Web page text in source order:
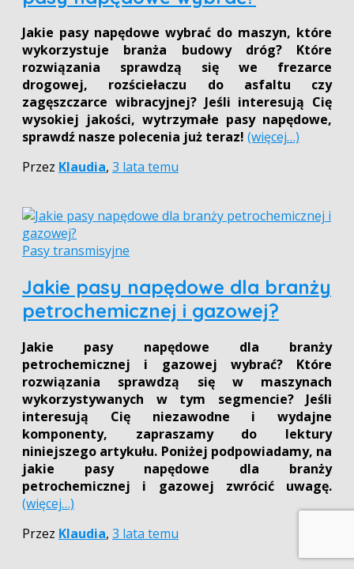
Jakie pasy napędowe wybrać do maszyn, które
wykorzystuje branża budowy dróg? Które
rozwiązania sprawdzą się we frezarce
drogowej, rozściełaczu do asfaltu czy
zagęszczarce wibracyjnej? Jeśli interesują Cię
wysokiej jakości, wytrzymałe pasy napędowe,
sprawdź nasze polecenia już teraz! (więcej…)
Przez Klaudia, 3 lata temu
Pasy transmisyjne
Jakie pasy napędowe dla branży
petrochemicznej i gazowej?
Jakie pasy napędowe dla branży
petrochemicznej i gazowej wybrać? Które
rozwiązania sprawdzą się w maszynach
wykorzystywanych w tym segmencie? Jeśli
interesują Cię niezawodne i wydajne
komponenty, zapraszamy do lektury
niniejszego artykułu. Poniżej podpowiadamy, na
jakie pasy napędowe dla branży
petrochemicznej i gazowej zwrócić uwagę.
(więcej…)
Przez Klaudia, 3 lata temu